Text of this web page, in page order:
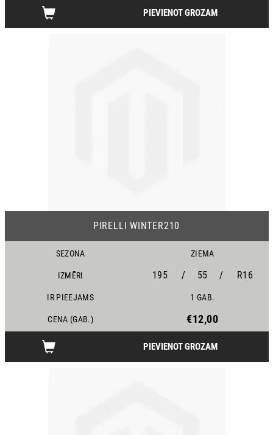
PIEVIENOT GROZAM
PIRELLI WINTER210
SEZONA ZIEMA
IZMĒRI 195 / 55 / R16
IR PIEEJAMS 1 GAB.
CENA (GAB.) €12,00
PIEVIENOT GROZAM